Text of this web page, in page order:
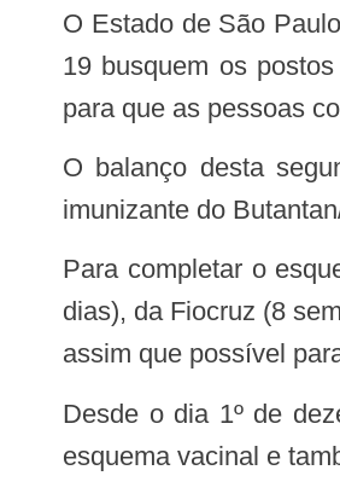
O Estado de São Paulo está convocando 3,4 milhões de pessoas que ainda não tomaram a segunda dose da vacina de Covid-
19 busquem os
para que as pessoas
O balanço desta segunda-feira (6) contabiliza 806,7 mil pessoas que ainda precisam completar o esquema vacinal com o
imunizante do
Para completar o esquema vacinal contra COVID-19, são necessárias duas doses para a vacina do Butantan (intervalo de 28
dias), da Fiocruz (8
assim que possível
Desde o dia 1º de dezembro, o Governo de SP está intensificando a comunicação pra incentivar a população a completar o
esquema vacinal e